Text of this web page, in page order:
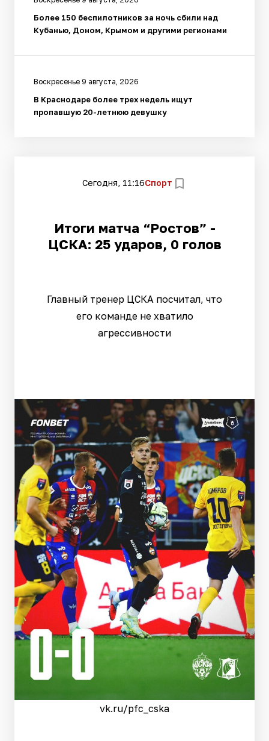
Более 150 беспилотников за ночь сбили над
Кубанью, Доном, Крымом и другими регионами
Воскресенье 9 августа, 2026
В Краснодаре более трех недель ищут
пропавшую 20-летнюю девушку
Сегодня, 11:16Спорт
Итоги матча “Ростов” -
ЦСКА: 25 ударов, 0 голов
Главный тренер ЦСКА посчитал, что
его команде не хватило
агрессивности
vk.ru/pfc_cska